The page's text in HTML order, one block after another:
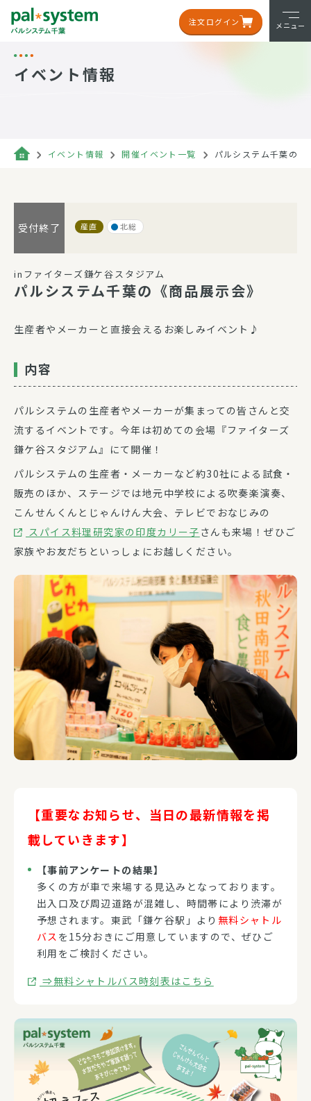
注文ログイン メニュー
イベント情報
イベント情報 開催イベント一覧 パルシステム千葉の《
受付終了 産直 北総
inファイターズ鎌ケ谷スタジアム
パルシステム千葉の《商品展示会》
生産者やメーカーと直接会えるお楽しみイベント♪
内容
パルシステムの生産者やメーカーが集まっての皆さんと交
流するイベントです。今年は初めての会場『ファイターズ
鎌ケ谷スタジアム』にて開催！
パルシステムの生産者・メーカーなど約30社による試食・
販売のほか、ステージでは地元中学校による吹奏楽演奏、
こんせんくんとじゃんけん大会、テレビでおなじみの
スパイス料理研究家の印度カリー子 さんも来場！ぜひご
家族やお友だちといっしょにお越しください。
【重要なお知らせ、当日の最新情報を掲
載していきます】
【事前アンケートの結果】
多くの方が車で来場する見込みとなっております。
出入口及び周辺道路が混雑し、時間帯により渋滞が
予想されます。東武「鎌ケ谷駅」より 無料シャトル
バス を15分おきにご用意していますので、ぜひご
利用をご検討ください。
⇒無料シャトルバス時刻表はこちら